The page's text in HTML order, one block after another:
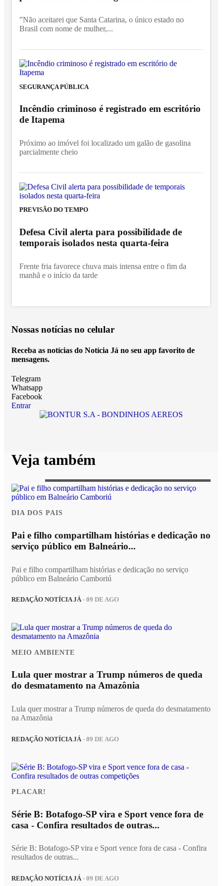
”Não aceitarei que Santa Catarina, o único estado no
Brasil com nome de mulher,...
SEGURANÇA PÚBLICA
Incêndio criminoso é registrado em escritório
de Itapema
Próximo ao imóvel foi localizado um galão de gasolina
parcialmente cheio
PREVISÃO DO TEMPO
Defesa Civil alerta para possibilidade de
temporais isolados nesta quarta-feira
Frente fria favorece chuva mais intensa entre o fim da
manhã e o início da tarde
Nossas notícias no celular
Receba as notícias do Notícia Já no seu app favorito de
mensagens.
Telegram
Whatsapp
Facebook
Entrar
Veja também
DIA DOS PAIS
Pai e filho compartilham histórias e dedicação no
serviço público em Balneário...
Pai e filho compartilham histórias e dedicação no serviço
público em Balneário Camboriú
REDAÇÃO NOTÍCIA JÁ- 09 DE AGO
MEIO AMBIENTE
Lula quer mostrar a Trump números de queda
do desmatamento na Amazônia
Lula quer mostrar a Trump números de queda do desmatamento
na Amazônia
REDAÇÃO NOTÍCIA JÁ - 09 DE AGO
PLACAR!
Série B: Botafogo-SP vira e Sport vence fora de
casa - Confira resultados de outras...
Série B: Botafogo-SP vira e Sport vence fora de casa - Confira
resultados de outras...
REDAÇÃO NOTÍCIA JÁ- 09 DE AGO